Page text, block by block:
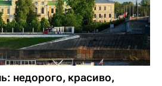
недорого, красиво,